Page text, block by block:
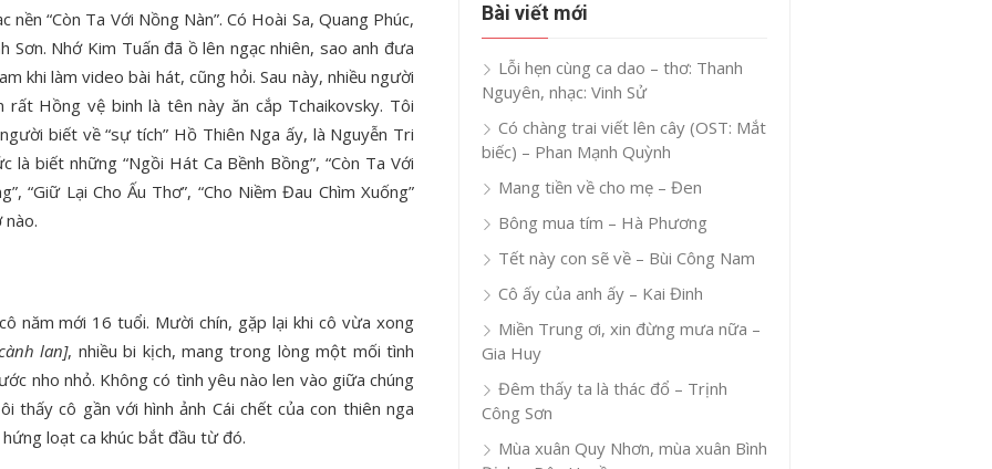
“Còn Ta Với Nồng Nàn”. Có Hoài Sa, Quang Phúc,
Nhớ Kim Tuấn đã ồ lên ngạc nhiên, sao anh đưa
khi làm video bài hát, cũng hỏi. Sau này, nhiều người
Hồng vệ binh là tên này ăn cắp Tchaikovsky. Tôi
biết về “sự tích” Hồ Thiên Nga ấy, là Nguyễn Tri
biết những “Ngồi Hát Ca Bềnh Bồng”, “Còn Ta Với
“Giữ Lại Cho Ấu Thơ”, “Cho Niềm Đau Chìm Xuống”
năm mới 16 tuổi. Mười chín, gặp lại khi cô vừa xong
lan], nhiều bi kịch, mang trong lòng một mối tình
nho nhỏ. Không có tình yêu nào len vào giữa chúng
thấy cô gần với hình ảnh Cái chết của con thiên nga
loạt ca khúc bắt đầu từ đó.
Bài viết mới
Lỗi hẹn cùng ca dao – thơ: Thanh
Nguyên, nhạc: Vinh Sử
Có chàng trai viết lên cây (OST: Mắt
biếc) – Phan Mạnh Quỳnh
Mang tiền về cho mẹ – Đen
Bông mua tím – Hà Phương
Tết này con sẽ về – Bùi Công Nam
Cô ấy của anh ấy – Kai Đinh
Miền Trung ơi, xin đừng mưa nữa –
Gia Huy
Đêm thấy ta là thác đổ – Trịnh
Công Sơn
Mùa xuân Quy Nhơn, mùa xuân Bình